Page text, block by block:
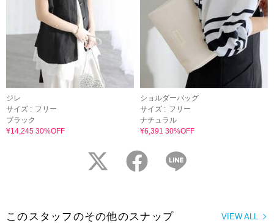
ジレ
サイズ : フリー
ブラック
¥14,245 30%OFF
ショルダーバッグ
サイズ : フリー
ナチュラル
¥6,391 30%OFF
twitter facebook
VIEW ALL
このスタッフのその他のスナップ